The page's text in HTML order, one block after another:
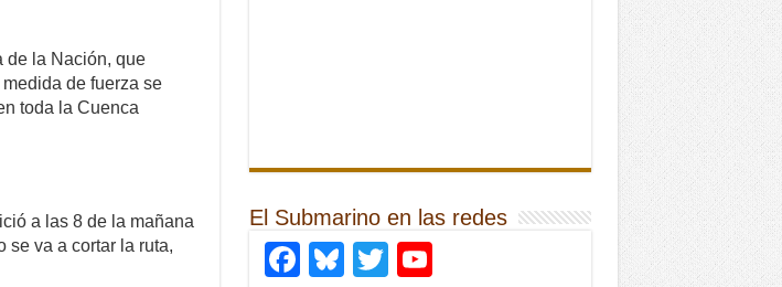
de la Nación, que
de fuerza se
toda la Cuenca
a las 8 de la mañana
se va a cortar la ruta,
El Submarino en las redes
Facebook
Bluesky
Twitter